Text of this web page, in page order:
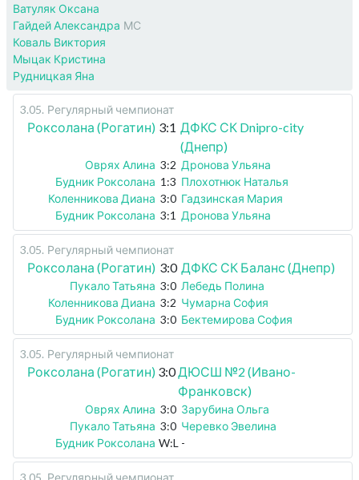
Ватуляк Оксана
Гайдей Александра МС
Коваль Виктория
Мыцак Кристина
Рудницкая Яна
3.05. Регулярный чемпионат
Роксолана (Рогатин) 3:1 ДФКС СК Dnipro-city
(Днепр)
Оврях Алина 3:2 Дронова Ульяна
Будник Роксолана 1:3 Плохотнюк Наталья
Коленникова Диана 3:0 Гадзинская Мария
Будник Роксолана 3:1 Дронова Ульяна
3.05. Регулярный чемпионат
Роксолана (Рогатин) 3:0 ДФКС СК Баланс (Днепр)
Пукало Татьяна 3:0 Лебедь Полина
Коленникова Диана 3:2 Чумарна София
Будник Роксолана 3:0 Бектемирова София
3.05. Регулярный чемпионат
Роксолана (Рогатин) 3:0 ДЮСШ №2 (Ивано-
Франковск)
Оврях Алина 3:0 Зарубина Ольга
Пукало Татьяна 3:0 Черевко Эвелина
Будник Роксолана W:L -
3.05. Регулярный чемпионат